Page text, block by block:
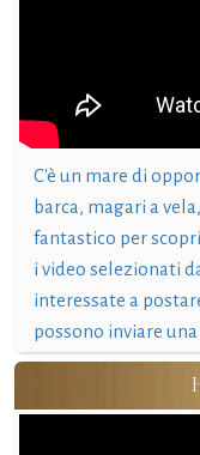
C'è un mare di
barca, magari a
fantastico per
i video selezionati
interessate a
possono inviare una